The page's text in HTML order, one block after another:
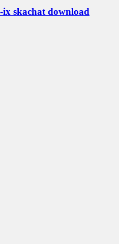
skachat download